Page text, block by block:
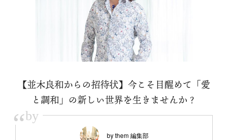
【並木良和からの招待状】今こそ目醒めて「愛
と調和」の新しい世界を生きませんか？
“by
by them 編集部